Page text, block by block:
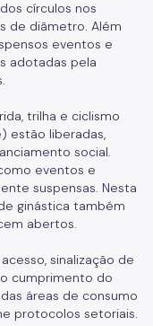
círculos nos
de diâmetro. Além
eventos e
adotadas pela
trilha e ciclismo
estão liberadas,
social.
eventos e
suspensas. Nesta
ginástica também
abertos.
sinalização de
cumprimento do
áreas de consumo
protocolos setoriais.